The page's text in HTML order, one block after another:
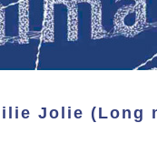
Jolie (Long